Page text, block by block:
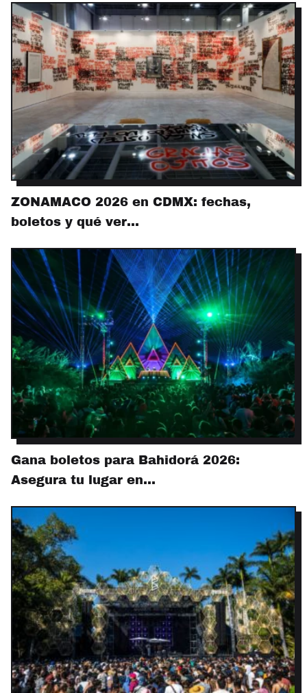
ZONAMACO 2026 en CDMX: fechas,
boletos y qué ver…
Gana boletos para Bahidorá 2026:
Asegura tu lugar en…